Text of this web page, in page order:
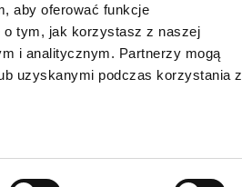
aby oferować funkcje
o tym, jak korzystasz z naszej
i analitycznym. Partnerzy mogą
uzyskanymi podczas korzystania z